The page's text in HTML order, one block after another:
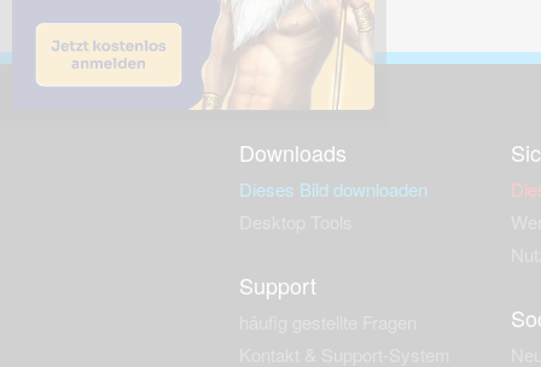
Downloads
Dieses Bild downloaden
Support